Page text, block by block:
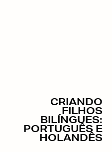
CRIANDO
FILHOS
BILÍNGUES:
PORTUGUÊS E
HOLANDÊS